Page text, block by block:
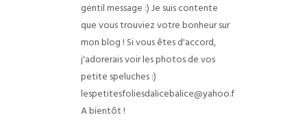
gentil message :) Je suis contente
que vous trouviez votre bonheur sur
mon blog ! Si vous êtes d'accord,
j'adorerais voir les photos de vos
petite speluches :)
lespetitesfoliesdalicebalice@yahoo.fr
A bientôt !